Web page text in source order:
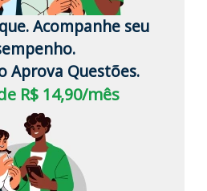
Acompanhe seu
Aprova Questões.
R$ 14,90/mês